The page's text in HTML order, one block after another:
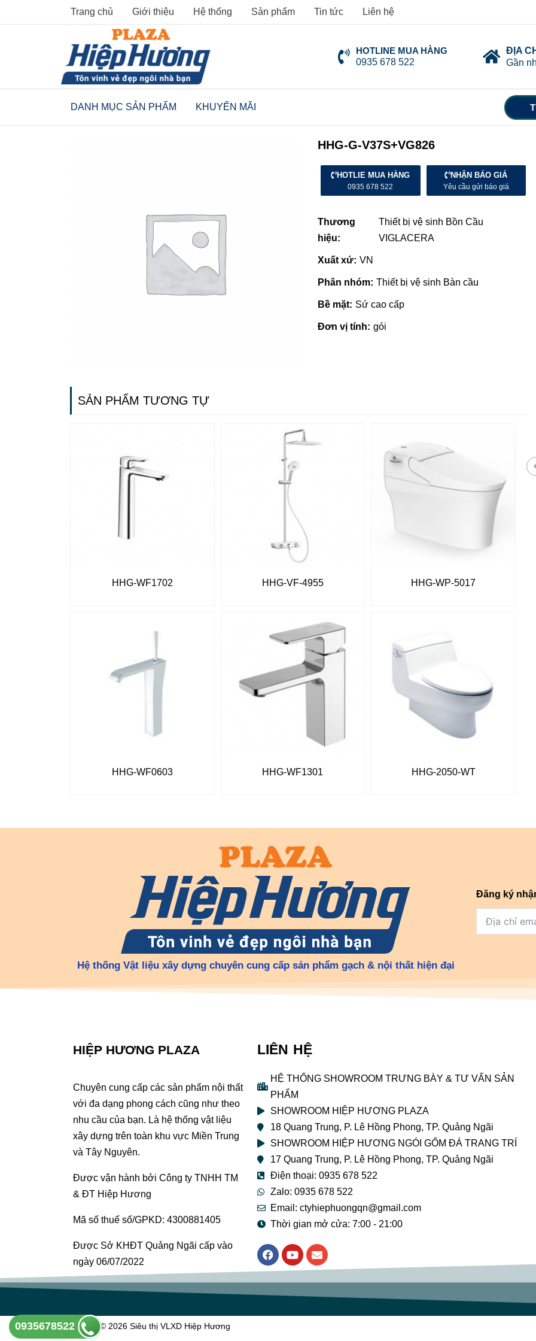
to
Trang chủ Giới thiệu Hệ thống Sản phẩm Tin tức Liên hệ
HOTLINE MUA HÀNG
0935 678 522
ĐỊA
Gần
DANH MỤC SẢN PHẨM KHUYẾN MÃI
HHG-G-V37S+VG826
HOTLIE MUA HÀNG
0935 678 522
NHẬN BÁO GIÁ
Yêu cầu gửi báo giá
Thương
hiệu:
Thiết bị vệ sinh Bồn Cầu
VIGLACERA
Xuất xứ: VN
Phân nhóm: Thiết bị vệ sinh Bàn cầu
Bề mặt: Sứ cao cấp
Đơn vị tính: gói
SẢN PHẨM TƯƠNG TỰ
HHG-WF1702 HHG-VF-4955 HHG-WP-5017
HHG-WF0603 HHG-WF1301 HHG-2050-WT
Gạch ốp lát giá rẻ tại Quảng
Hệ thống Vật liệu xây dựng chuyên cung cấp sản phẩm gạch & nội thất hiện đại
Đăng ký
HIỆP HƯƠNG PLAZA
Chuyên cung cấp các sản phẩm nội thất
với đa dạng phong cách cũng như theo
nhu cầu của bạn. Là hệ thống vật liệu
xây dựng trên toàn khu vực Miền Trung
và Tây Nguyên.
Được vận hành bởi Công ty TNHH TM
& ĐT Hiệp Hương
Mã số thuế số/GPKD: 4300881405
Được Sở KHĐT Quảng Ngãi cấp vào
ngày 06/07/2022
LIÊN HỆ
HỆ THỐNG SHOWROOM TRƯNG BÀY & TƯ VẤN SẢN
PHẨM
SHOWROOM HIỆP HƯƠNG PLAZA
18 Quang Trung, P. Lê Hồng Phong, TP. Quảng Ngãi
SHOWROOM HIỆP HƯƠNG NGÓI GỐM ĐÁ TRANG TRÍ
17 Quang Trung, P. Lê Hồng Phong, TP. Quảng Ngãi
Điện thoại: 0935 678 522
Zalo: 0935 678 522
Email: ctyhiephuongqn@gmail.com
Thời gian mở cửa: 7:00 - 21:00
F
a
c
e
b
o
Y
o
u
t
e
E
n
v
e
p
Copyright © 2026 Siêu thị VLXD Hiệp Hương
0935678522